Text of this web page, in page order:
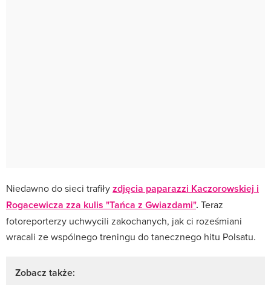
Niedawno do sieci trafiłyzdjęcia paparazzi Kaczorowskiej i
Rogacewicza zza kulis "Tańca z Gwiazdami". Teraz
fotoreporterzy uchwycili zakochanych, jak ci roześmiani
wracali ze wspólnego treningu do tanecznego hitu Polsatu.
Zobacz także: